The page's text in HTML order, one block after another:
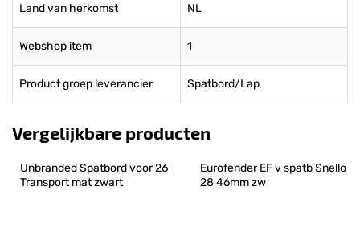
Land van herkomst NL
Webshop item 1
Product groep leverancier Spatbord/Lap
Vergelijkbare producten
Unbranded Spatbord voor 26
Transport mat zwart
Eurofender EF v spatb Snello
28 46mm zw